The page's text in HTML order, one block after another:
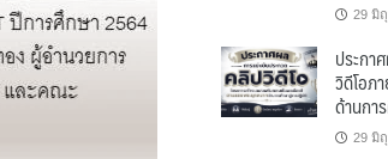
29 มิ
ประกา
วิดีโอภ
ด้านกา
29 มิ